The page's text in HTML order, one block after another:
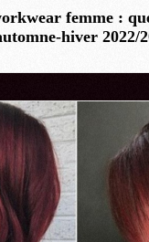
femme :
hiver 2022/